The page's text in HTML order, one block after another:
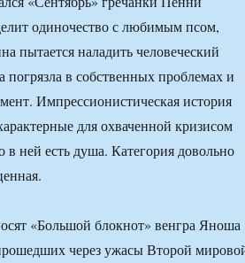
одиночество с любимым псом,
пытается наладить человеческий
в собственных проблемах и
Импрессионистическая история
для охваченной кризисом
ней есть душа. Категория довольно
«Большой блокнот» венгра Яноша
через ужасы Второй